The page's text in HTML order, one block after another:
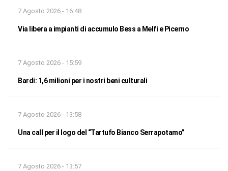
7 Agosto 2026 - 16:48
Via libera a impianti di accumulo Bess a Melfi e Picerno
7 Agosto 2026 - 15:59
Bardi: 1,6 milioni per i nostri beni culturali
7 Agosto 2026 - 13:58
Una call per il logo del “Tartufo Bianco Serrapotamo”
7 Agosto 2026 - 13:57